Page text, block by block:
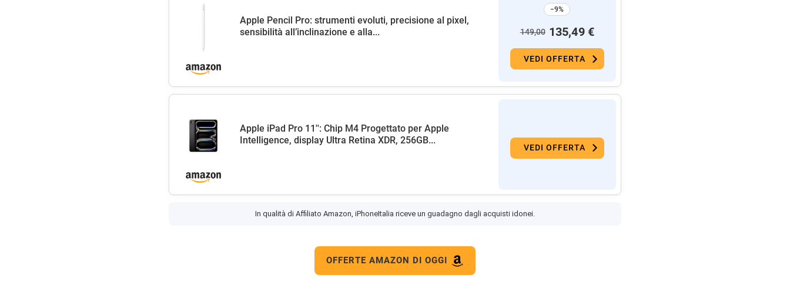
Apple Pencil Pro: strumenti evoluti, precisione al pixel,
sensibilità all’inclinazione e alla...
−9%
149,00 135,49 €
VEDI OFFERTA
Apple iPad Pro 11'': Chip M4 Progettato per Apple
Intelligence, display Ultra Retina XDR, 256GB...
VEDI OFFERTA
In qualità di Affiliato Amazon, iPhoneItalia riceve un guadagno dagli acquisti idonei.
OFFERTE AMAZON DI OGGI